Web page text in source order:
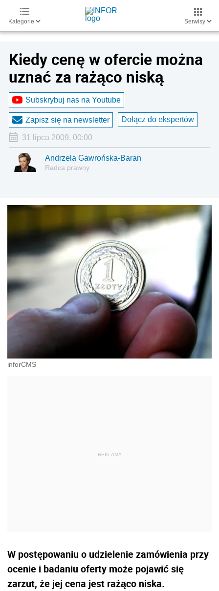
Kategorie Serwisy
Kiedy cenę w ofercie można
uznać za rażąco niską
Subskrybuj nas na Youtube
Zapisz się na newsletter Dołącz do ekspertów
31 lipca 2009, 00:00
Andrzela Gawrońska-Baran
Radca prawny
inforCMS
W postępowaniu o udzielenie zamówienia przy
ocenie i badaniu oferty może pojawić się
zarzut, że jej cena jest rażąco niska.